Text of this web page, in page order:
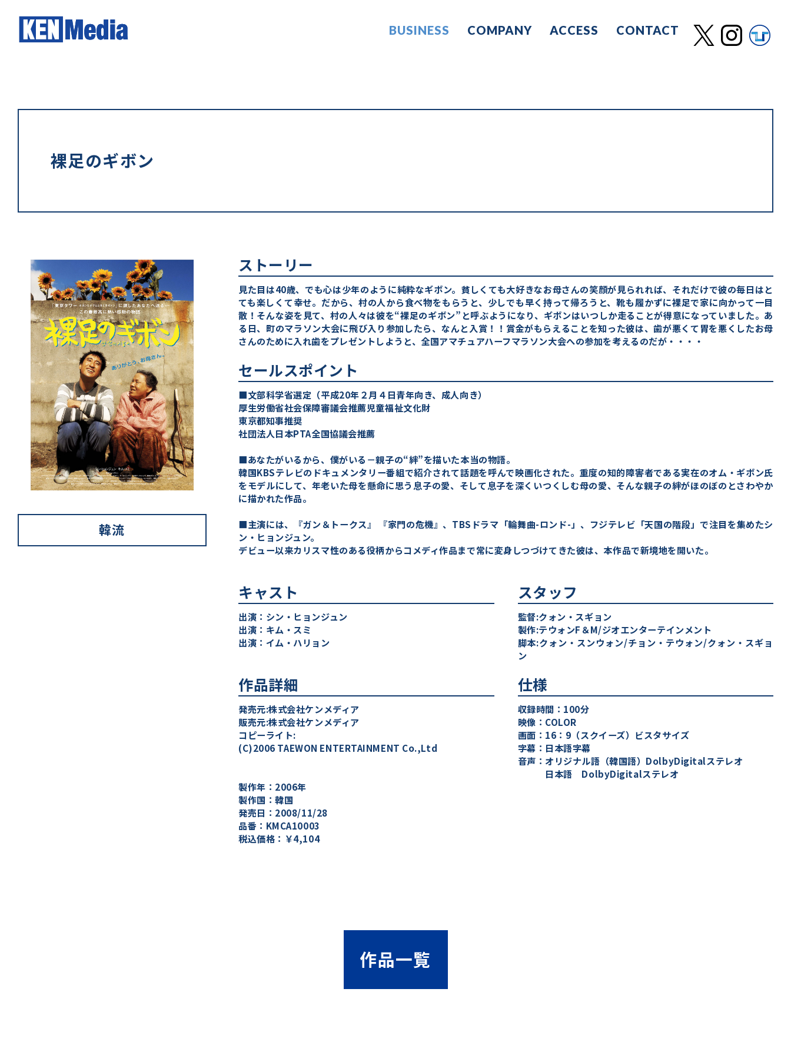
BUSINESS COMPANY ACCESS CONTACT
裸足のギボン
韓流
ストーリー
見た目は40歳、でも心は少年のように純粋なギボン。貧しくても大好きなお母さんの笑顔が見られれば、それだけで彼の毎日はと
ても楽しくて幸せ。だから、村の人から食べ物をもらうと、少しでも早く持って帰ろうと、靴も履かずに裸足で家に向かって一目
散！そんな姿を見て、村の人々は彼を“裸足のギボン”と呼ぶようになり、ギボンはいつしか走ることが得意になっていました。あ
る日、町のマラソン大会に飛び入り参加したら、なんと入賞！！賞金がもらえることを知った彼は、歯が悪くて胃を悪くしたお母
さんのために入れ歯をプレゼントしようと、全国アマチュアハーフマラソン大会への参加を考えるのだが・・・・
セールスポイント
■文部科学省選定（平成20年２月４日青年向き、成人向き）
厚生労働省社会保障審議会推薦児童福祉文化財
東京都知事推奨
社団法人日本PTA全国協議会推薦
■あなたがいるから、僕がいる－親子の“絆”を描いた本当の物語。
韓国KBSテレビのドキュメンタリー番組で紹介されて話題を呼んで映画化された。重度の知的障害者である実在のオム・ギボン氏
をモデルにして、年老いた母を懸命に思う息子の愛、そして息子を深くいつくしむ母の愛、そんな親子の絆がほのぼのとさわやか
に描かれた作品。
■主演には、『ガン＆トークス』 『家門の危機』、TBSドラマ「輪舞曲-ロンド-」、フジテレビ「天国の階段」で注目を集めたシ
ン・ヒョンジュン。
デビュー以来カリスマ性のある役柄からコメディ作品まで常に変身しつづけてきた彼は、本作品で新境地を開いた。
キャスト
出演：シン・ヒョンジュン
出演：キム・スミ
出演：イム・ハリョン
スタッフ
監督:クォン・スギョン
製作:テウォンF＆M/ジオエンターテインメント
脚本:クォン・スンウォン/チョン・テウォン/クォン・スギョ
ン
作品詳細
発売元:株式会社ケンメディア
販売元:株式会社ケンメディア
コピーライト:
(C)2006 TAEWON ENTERTAINMENT Co.,Ltd
製作年：2006年
製作国：韓国
発売日：2008/11/28
品番：KMCA10003
税込価格：￥4,104
仕様
収録時間：100分
映像：COLOR
画面：16：9（スクイーズ）ビスタサイズ
字幕：日本語字幕
音声：オリジナル語（韓国語）DolbyDigitalステレオ
日本語 DolbyDigitalステレオ
作品一覧